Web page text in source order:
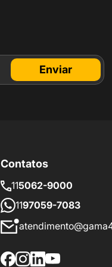
Enviar
Contatos
115062-9000
1197059-7083